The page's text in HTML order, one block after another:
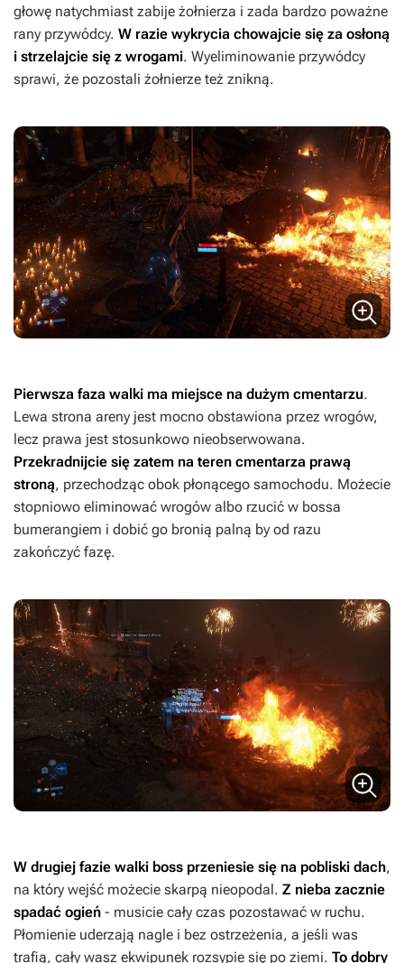
głowę natychmiast zabije żołnierza i zada bardzo poważne
rany przywódcy. W razie wykrycia chowajcie się za osłoną
i strzelajcie się z wrogami. Wyeliminowanie przywódcy
sprawi, że pozostali żołnierze też znikną.
Pierwsza faza walki ma miejsce na dużym cmentarzu.
Lewa strona areny jest mocno obstawiona przez wrogów,
lecz prawa jest stosunkowo nieobserwowana.
Przekradnijcie się zatem na teren cmentarza prawą
stroną, przechodząc obok płonącego samochodu. Możecie
stopniowo eliminować wrogów albo rzucić w bossa
bumerangiem i dobić go bronią palną by od razu
zakończyć fazę.
W drugiej fazie walki boss przeniesie się na pobliski dach,
na który wejść możecie skarpą nieopodal. Z nieba zacznie
spadać ogień - musicie cały czas pozostawać w ruchu.
Płomienie uderzają nagle i bez ostrzeżenia, a jeśli was
trafią, cały wasz ekwipunek rozsypie się po ziemi. To dobry